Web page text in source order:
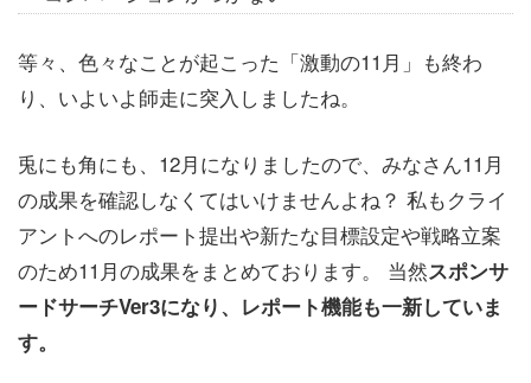
等々、色々なことが起こった「激動の11月」も終わ
り、いよいよ師走に突入しましたね。
兎にも角にも、12月になりましたので、みなさん11月
の成果を確認しなくてはいけませんよね？ 私もクライ
アントへのレポート提出や新たな目標設定や戦略立案
のため11月の成果をまとめております。 当然スポンサ
ードサーチVer3になり、レポート機能も一新していま
す。